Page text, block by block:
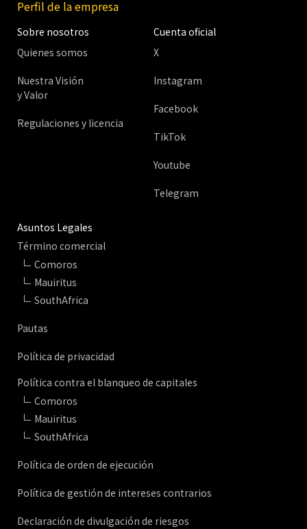
Perfil de la empresa
Sobre nosotros
Quienes somos
Nuestra Visión
y Valor
Regulaciones y licencia
Cuenta oficial
X
Instagram
Facebook
TikTok
Youtube
Telegram
Asuntos Legales
Término comercial
Comoros
Mauiritus
SouthAfrica
Pautas
Política de privacidad
Política contra el blanqueo de capitales
Comoros
Mauiritus
SouthAfrica
Política de orden de ejecución
Política de gestión de intereses contrarios
Declaración de divulgación de riesgos